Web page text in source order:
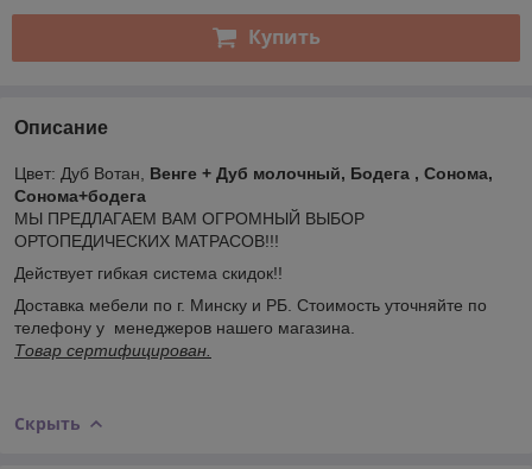
Купить
Описание
Цвет: Дуб Вотан, Венге + Дуб молочный, Бодега , Сонома,
Сонома+бодега
МЫ ПРЕДЛАГАЕМ ВАМ ОГРОМНЫЙ ВЫБОР
ОРТОПЕДИЧЕСКИХ МАТРАСОВ!!!
Действует гибкая система скидок!!
Доставка мебели по г. Минску и РБ. Стоимость уточняйте по
телефону у менеджеров нашего магазина.
Товар сертифицирован.
Скрыть